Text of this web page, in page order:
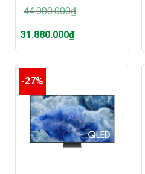
44.000.000₫
gốc
là:
31.880.000₫
Giá
hiện
là:
31.880.000₫.
-27%